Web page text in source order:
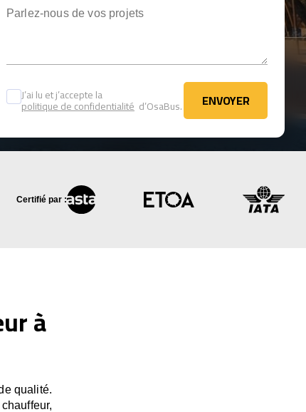
J’ai lu et j’accepte la
politique de confidentialité d’OsaBus. ENVOYER
ENVOYER
Certifié par :
à
qualité.